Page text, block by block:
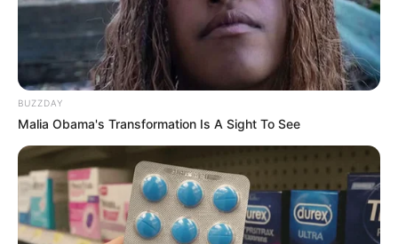
7. Com a suaalmofada de calça jeans
pronta,
adicione um ou dois cintos para enfeitar e deixar
a peça com mais estilo. Para isso, envolva o cinto
BUZZDAY
Malia Obama's Transformation Is A Sight To See